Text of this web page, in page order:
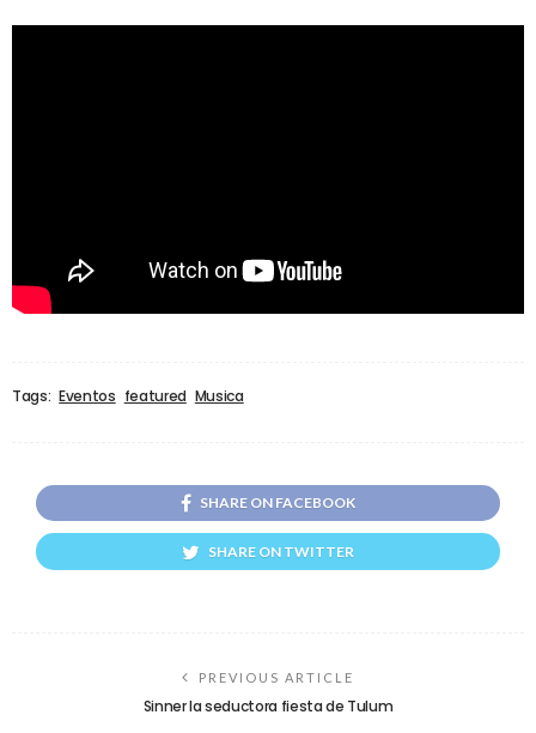
Tags: Eventos featured Musica
SHARE ON FACEBOOK
SHARE ON TWITTER
PREVIOUS ARTICLE
Sinner la seductora fiesta de Tulum